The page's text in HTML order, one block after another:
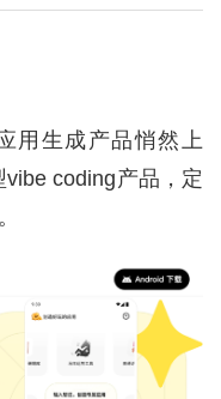
用生成产品悄然上
coding产品，定